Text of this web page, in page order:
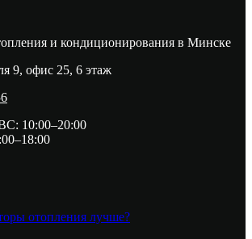
и кондиционирования в Минске
9, офис 25, 6 этаж
10:00–20:00​
отопления лучше?